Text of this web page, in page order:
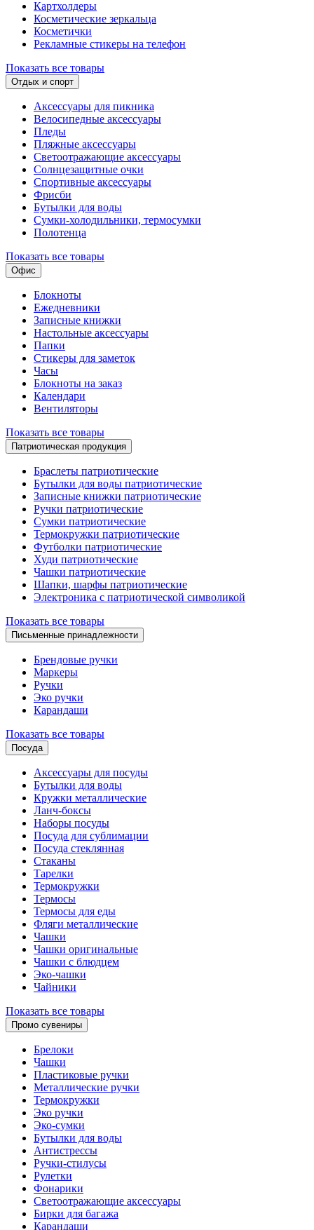
Картхолдеры
Косметические зеркальца
Косметички
Рекламные стикеры на телефон
Показать все товары
Отдых и спорт
Аксессуары для пикника
Велосипедные аксессуары
Пледы
Пляжные аксессуары
Светоотражающие аксессуары
Солнцезащитные очки
Спортивные аксессуары
Фрисби
Бутылки для воды
Сумки-холодильники, термосумки
Полотенца
Показать все товары
Офис
Блокноты
Ежедневники
Записные книжки
Настольные аксессуары
Папки
Стикеры для заметок
Часы
Блокноты на заказ
Календари
Вентиляторы
Показать все товары
Патриотическая продукция
Браслеты патриотические
Бутылки для воды патриотические
Записные книжки патриотические
Ручки патриотические
Сумки патриотические
Термокружки патриотические
Футболки патриотические
Худи патриотические
Чашки патриотические
Шапки, шарфы патриотические
Электроника с патриотической символикой
Показать все товары
Письменные принадлежности
Брендовые ручки
Маркеры
Ручки
Эко ручки
Карандаши
Показать все товары
Посуда
Аксессуары для посуды
Бутылки для воды
Кружки металлические
Ланч-боксы
Наборы посуды
Посуда для сублимации
Посуда стеклянная
Стаканы
Тарелки
Термокружки
Термосы
Термосы для еды
Фляги металлические
Чашки
Чашки оригинальные
Чашки с блюдцем
Эко-чашки
Чайники
Показать все товары
Промо сувениры
Брелоки
Чашки
Пластиковые ручки
Металлические ручки
Термокружки
Эко ручки
Эко-сумки
Бутылки для воды
Антистрессы
Ручки-стилусы
Рулетки
Фонарики
Светоотражающие аксессуары
Бирки для багажа
Карандаши